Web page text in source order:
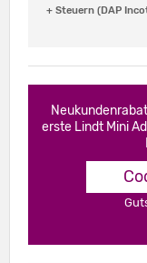
+ Steuern (DAP
erste Lindt Mini